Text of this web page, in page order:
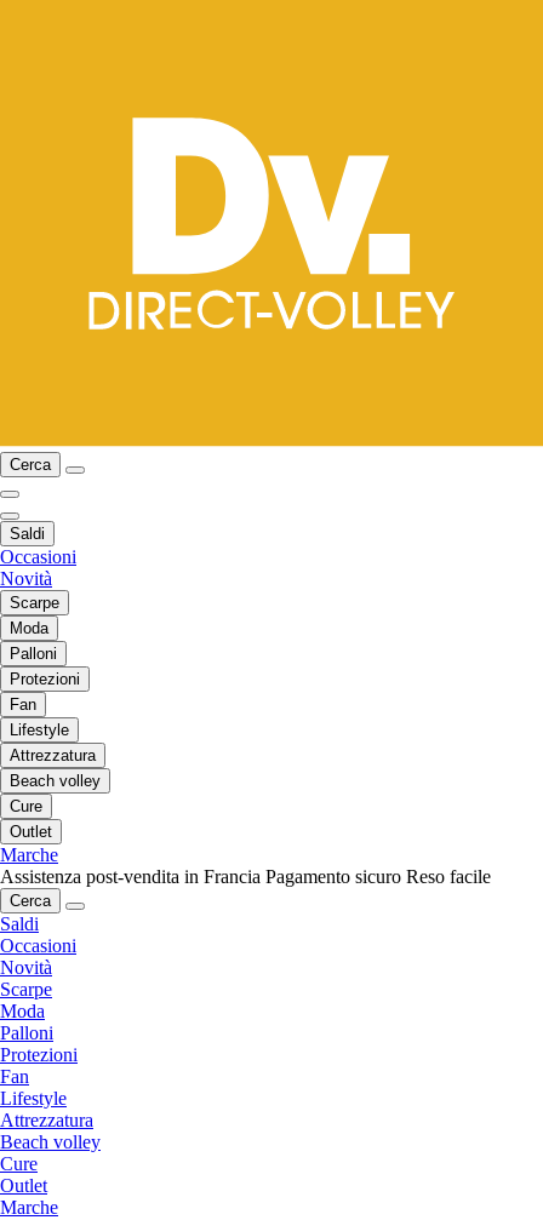
Cerca
Saldi
Occasioni
Novità
Scarpe
Moda
Palloni
Protezioni
Fan
Lifestyle
Attrezzatura
Beach volley
Cure
Outlet
Marche
Assistenza post-vendita in Francia Pagamento sicuro Reso facile
Cerca
Saldi
Occasioni
Novità
Scarpe
Moda
Palloni
Protezioni
Fan
Lifestyle
Attrezzatura
Beach volley
Cure
Outlet
Marche